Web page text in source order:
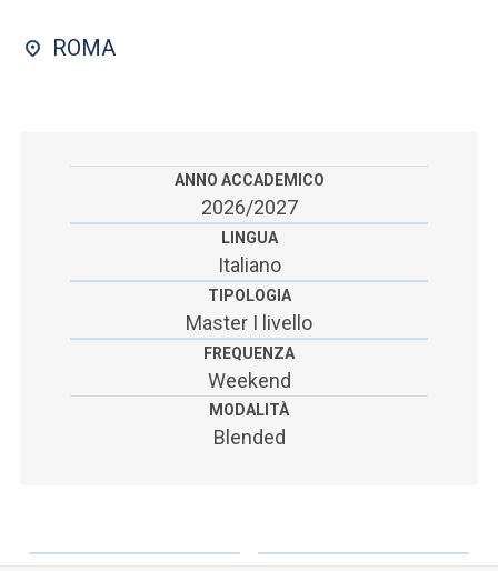
SEI UN DOCENTE O UN MEMBRO DELLO STAFF
ROMA
ANNO ACCADEMICO
2026/2027
LINGUA
Italiano
TIPOLOGIA
Master I livello
FREQUENZA
Weekend
MODALITÀ
Blended